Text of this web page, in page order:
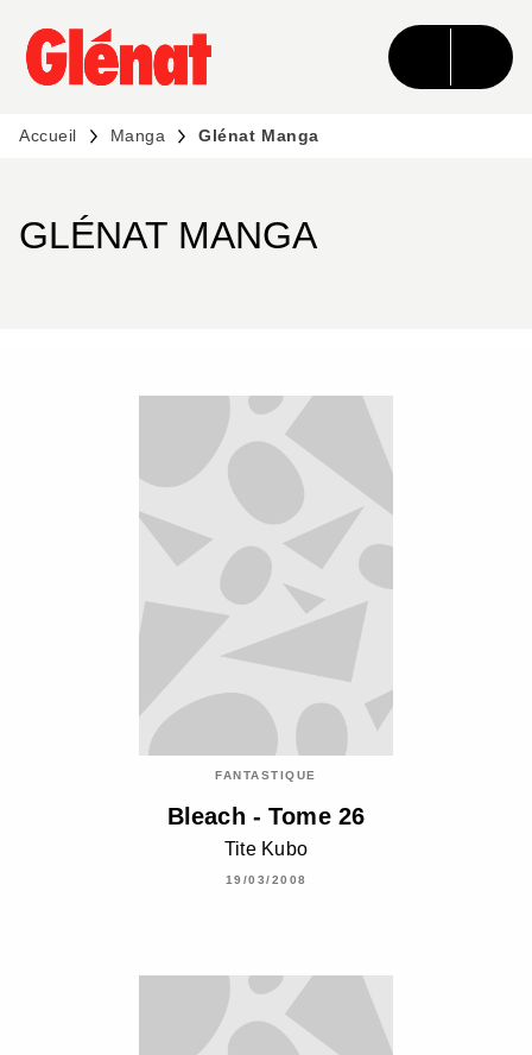
MENU RECHERCHE CONTENU
PIED DE PAGE
Accueil Manga Glénat Manga
GLÉNAT MANGA
FANTASTIQUE
Bleach - Tome 26
Tite Kubo
19/03/2008